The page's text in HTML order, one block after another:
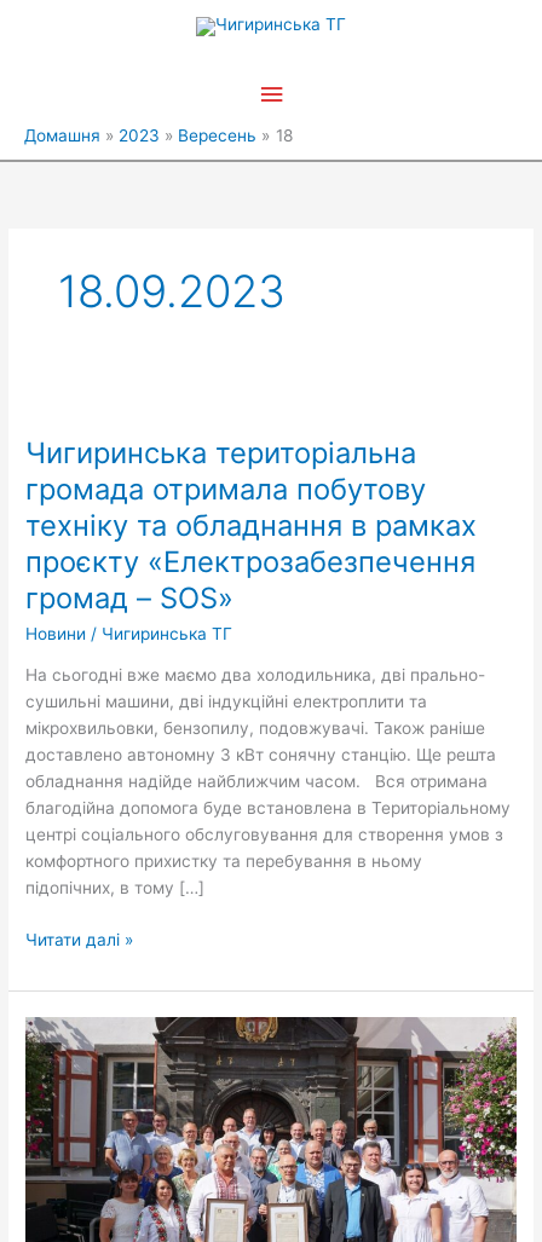
Головне
Домашня 2023 Вересень 18
18.09.2023
Чигиринська територіальна
громада отримала побутову
техніку та обладнання в рамках
проєкту «Електрозабезпечення
громад – SOS»
Новини / Чигиринська ТГ
На сьогодні вже маємо два холодильника, дві прально-
сушильні машини, дві індукційні електроплити та
мікрохвильовки, бензопилу, подовжувачі. Також раніше
доставлено автономну 3 кВт сонячну станцію. Ще решта
обладнання надійде найближчим часом. Вся отримана
благодійна допомога буде встановлена в Територіальному
центрі соціального обслуговування для створення умов з
комфортного прихистку та перебування в ньому
підопічних, в тому […]
громада
отримала
побутову
техніку
та
обладнання
в
рамках
«Електрозабезпечення
громад
SOS»
Читати далі »
Встановлено
солідарне
партнерство
між
Чигирином
та
Майєном
￼